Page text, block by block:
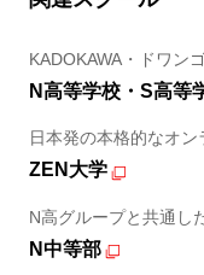
KADOKAWA・ドワン
N高等学校・S高等
日本発の本格的なオン
ZEN大学
N高グループと共通し
N中等部